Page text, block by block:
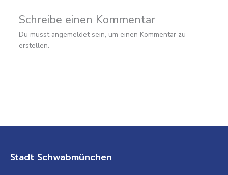
Schreibe einen Kommentar
Du musst angemeldet sein, um einen Kommentar zu
erstellen.
Stadt Schwabmünchen